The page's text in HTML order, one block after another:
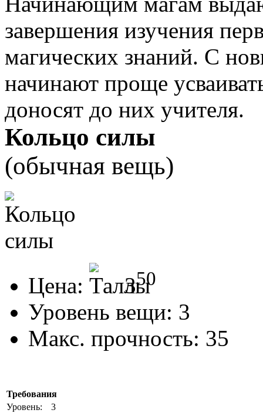
завершения изучения
магических знаний. С
начинают проще
доносят до них учителя.
Кольцо силы
(обычная вещь)
Цена: 350
Уровень вещи: 3
Макс. прочность: 35
Требования
Уровень:
3